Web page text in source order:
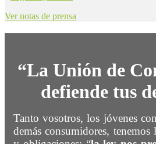
Ver notas de prensa
“La Unión de
defiende tus
Tanto vosotros, los jóvenes
demás consumidores, tenemos